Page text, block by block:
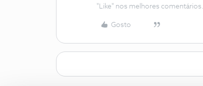
"Like" nos melhores comentários.
Gosto